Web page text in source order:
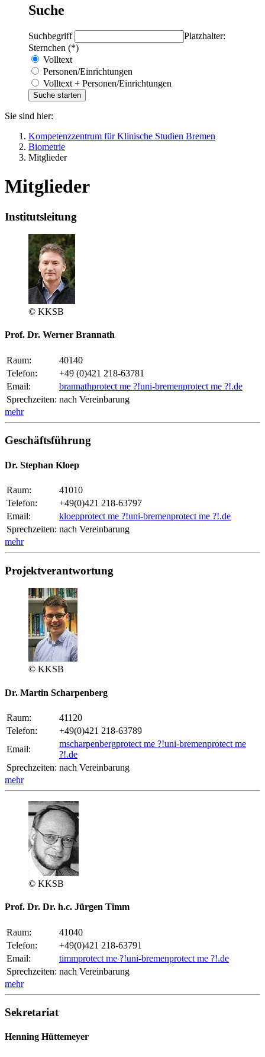
Suche
Suchbegriff
Platzhalter:
Sternchen (*)
Volltext
Personen/Einrichtungen
Volltext + Personen/Einrichtungen
Sie sind hier:
Kompetenzzentrum für Klinische Studien Bremen
Biometrie
Mitglieder
Mitglieder
Institutsleitung
© KKSB
Prof. Dr. Werner Brannath
Raum:
40140
Telefon:
+49 (0)421 218-63781
Email:
brannathprotect me ?!uni-bremenprotect me ?!.de
Sprechzeiten: nach Vereinbarung
mehr
Geschäftsführung
Dr. Stephan Kloep
Raum:
41010
Telefon:
+49(0)421 218-63797
Email:
kloepprotect me ?!uni-bremenprotect me ?!.de
Sprechzeiten: nach Vereinbarung
mehr
Projektverantwortung
© KKSB
Dr. Martin Scharpenberg
Raum:
41120
Telefon:
+49(0)421 218-63789
Email:
mscharpenbergprotect me ?!uni-bremenprotect me
?!.de
Sprechzeiten: nach Vereinbarung
mehr
© KKSB
Prof. Dr. Dr. h.c. Jürgen Timm
Raum:
41040
Telefon:
+49(0)421 218-63791
Email:
timmprotect me ?!uni-bremenprotect me ?!.de
Sprechzeiten: nach Vereinbarung
mehr
Sekretariat
Henning Hüttemeyer